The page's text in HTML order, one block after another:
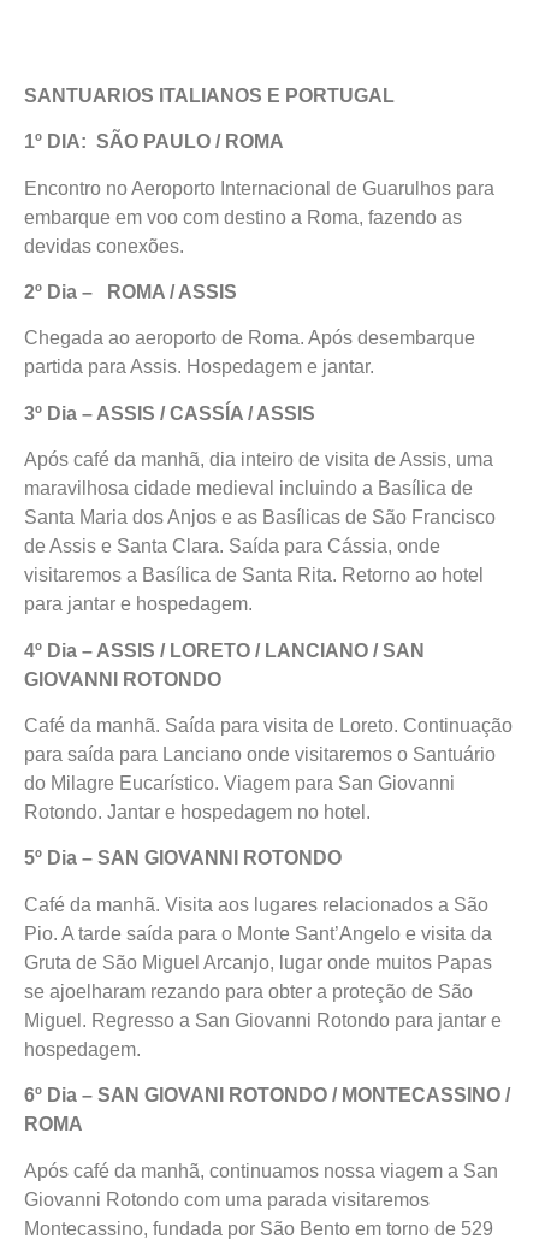
SANTUARIOS ITALIANOS E PORTUGAL
1º DIA: SÃO PAULO / ROMA
Encontro no Aeroporto Internacional de Guarulhos para
embarque em voo com destino a Roma, fazendo as
devidas conexões.
2º Dia – ROMA / ASSIS
Chegada ao aeroporto de Roma. Após desembarque
partida para Assis. Hospedagem e jantar.
3º Dia – ASSIS / CASSÍA / ASSIS
Após café da manhã, dia inteiro de visita de Assis, uma
maravilhosa cidade medieval incluindo a Basílica de
Santa Maria dos Anjos e as Basílicas de São Francisco
de Assis e Santa Clara. Saída para Cássia, onde
visitaremos a Basílica de Santa Rita. Retorno ao hotel
para jantar e hospedagem.
4º Dia – ASSIS / LORETO / LANCIANO / SAN
GIOVANNI ROTONDO
Café da manhã. Saída para visita de Loreto. Continuação
para saída para Lanciano onde visitaremos o Santuário
do Milagre Eucarístico. Viagem para San Giovanni
Rotondo. Jantar e hospedagem no hotel.
5º Dia – SAN GIOVANNI ROTONDO
Café da manhã. Visita aos lugares relacionados a São
Pio. A tarde saída para o Monte Sant’Angelo e visita da
Gruta de São Miguel Arcanjo, lugar onde muitos Papas
se ajoelharam rezando para obter a proteção de São
Miguel. Regresso a San Giovanni Rotondo para jantar e
hospedagem.
6º Dia – SAN GIOVANI ROTONDO / MONTECASSINO /
ROMA
Após café da manhã, continuamos nossa viagem a San
Giovanni Rotondo com uma parada visitaremos
Montecassino, fundada por São Bento em torno de 529